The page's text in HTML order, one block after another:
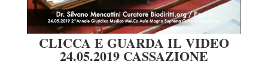
CLICCA E GUARDA IL VIDEO
24.05.2019 CASSAZIONE